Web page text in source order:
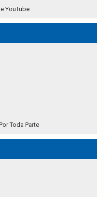
YouTube
Toda Parte